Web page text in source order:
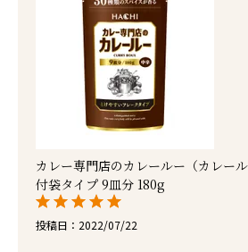
カレー専門店のカレールー（カレー
付袋タイプ 9皿分 180g
投稿日 2022/07/22